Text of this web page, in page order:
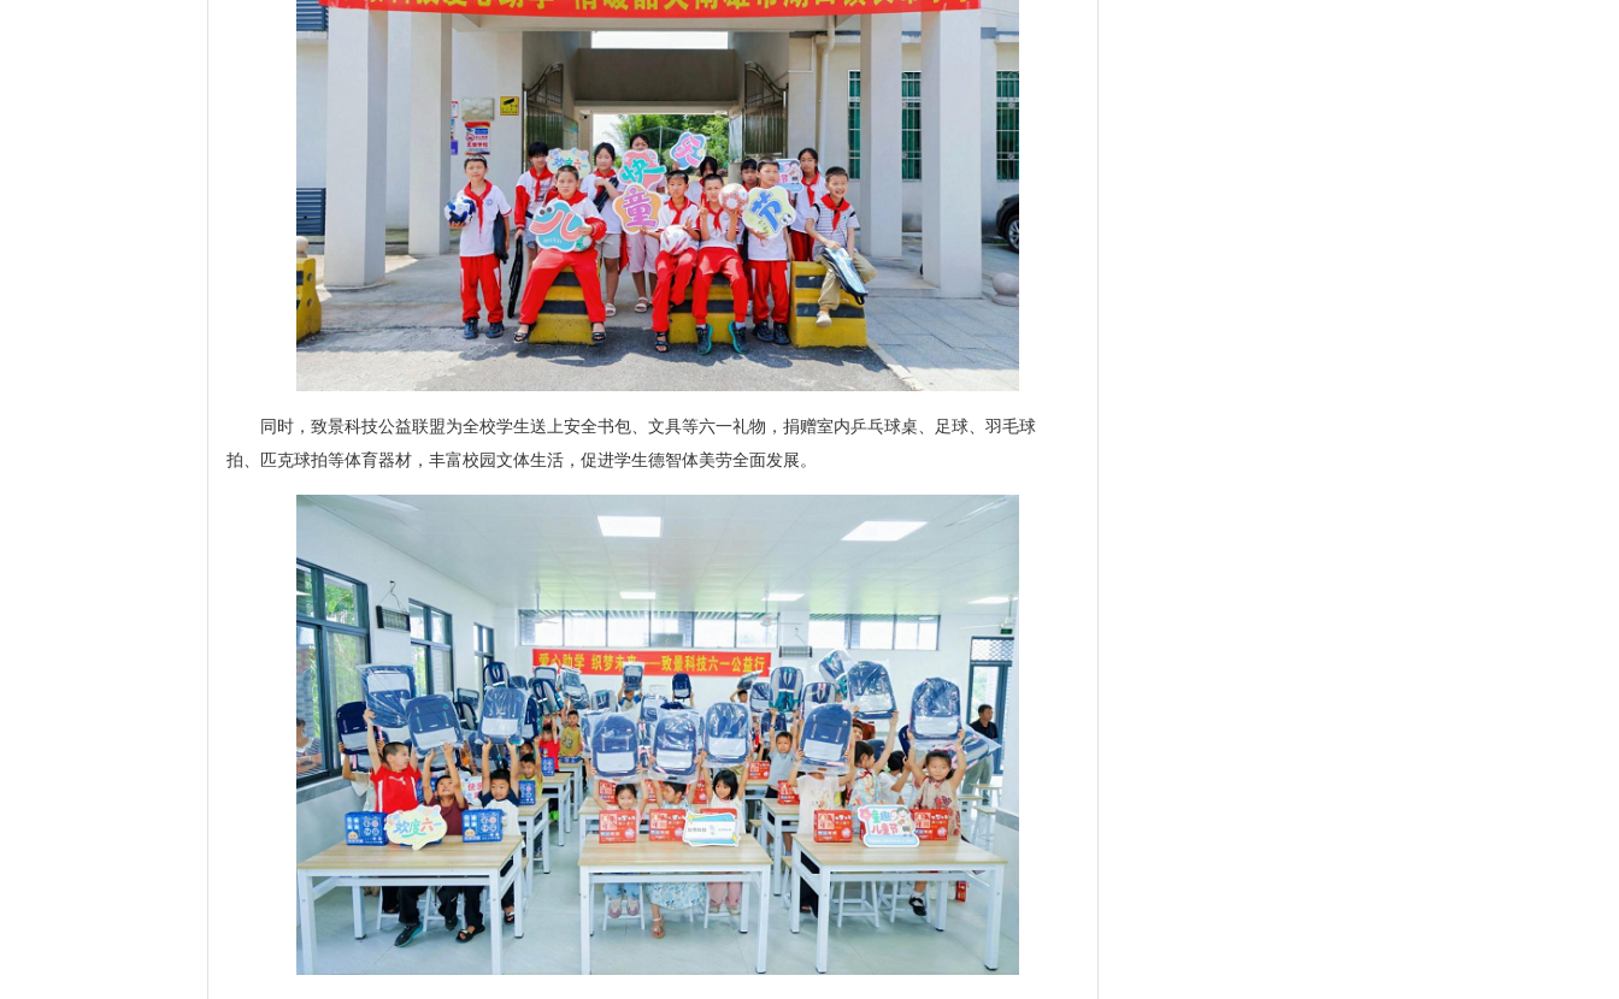
同时，致景科技公益联盟为全校学生送上安全书包、文具等六一礼物，捐赠室内乒乓球桌、足球、羽毛球
拍、匹克球拍等体育器材，丰富校园文体生活，促进学生德智体美劳全面发展。